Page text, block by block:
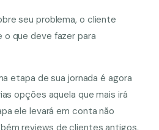
seu problema, o cliente
que deve fazer para
etapa de sua jornada é agora
opções aquela que mais irá
ele levará em conta não
reviews de clientes antigos,